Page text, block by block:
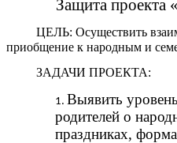
Защита проекта
ЦЕЛЬ: Осуществить
приобщение к народным и
ЗАДАЧИ ПРОЕКТА:
Выявить
родителей о
праздниках,